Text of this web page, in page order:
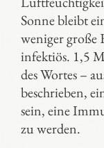
Sonne bleibt
weniger
infektiös. 1,5
des Wortes –
beschrieben,
sein, eine
zu werden.